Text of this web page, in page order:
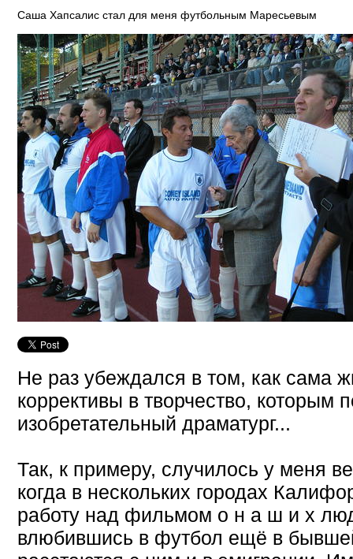
Саша Хапсалис стал для меня футбольным Маресьевым
Не раз убеждался в том, как сама
коррективы в творчество, которым
изобретательный драматург...
Так, к примеру, случилось у меня
когда в нескольких городах
работу над фильмом о н а ш и х
влюбившись в футбол ещё в